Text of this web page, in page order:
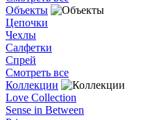
Объекты
Цепочки
Чехлы
Салфетки
Спрей
Смотреть все
Коллекции
Love Collection
Sense in Between